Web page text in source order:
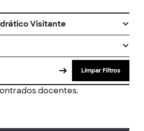
Visitante
Limpar Filtros
docentes.